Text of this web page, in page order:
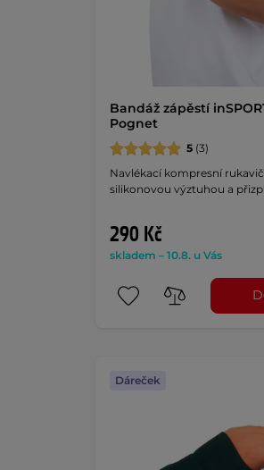
Bandáž zápěstí
Pognet
5 (3)
Navlékací kompresní
silikonovou výztuhou a
290 Kč
skladem – 10.8. u Vás
Dáreček